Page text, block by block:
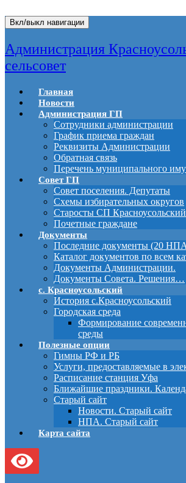
Вкл/выкл навигации
Администрация
сельсовет
Главная
Новости
Администрация ГП
Сотрудники администрации
График приема граждан
Реквизиты Администрации
Обратная связь
Перечень муниципального
Совет ГП
Совет поселения. Депутаты
Схемы избирательных округов
Старосты СП Красноусольский
Почетные граждане
Документы
Последние документы (20
Каталог документов по всем
Документы Администрации.
Документы Совета. Решения…
с. Красноусольский
История с.Красноусольский
Городская среда
Формирование
среды
Полезные опции
Гимны РФ и РБ
Услуги, предоставляемые в
Расписание станция Уфа
Ближайшие праздники.
Старый сайт
Новости. Старый сайт
НПА. Старый сайт
Карта сайта